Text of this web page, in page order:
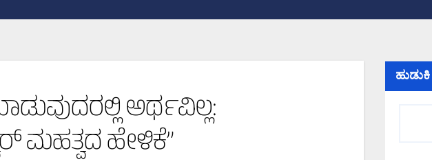
ಅರ್ಥವಿಲ್ಲ:
ಮಹತ್ವದ ಹೇಳಿಕೆ”
ಹುಡುಕಿ